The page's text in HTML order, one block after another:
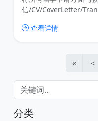
信/CV/CoverLetter/
更新内容，用户也可以
查看详情
« ＜
分类